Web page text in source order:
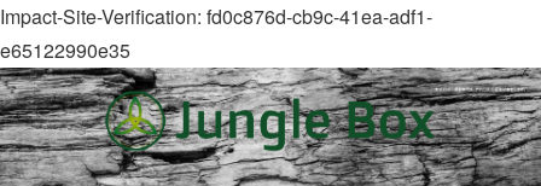
Impact-Site-Verification: fd0c876d-cb9c-41ea-adf1-
e65122990e35